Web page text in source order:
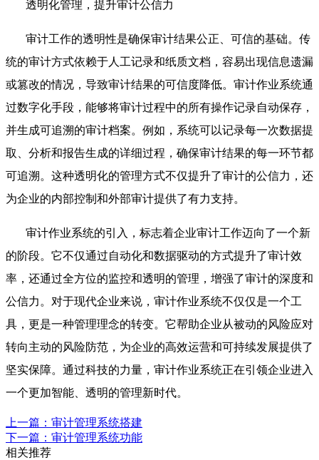
透明化管理，提升审计公信力
审计工作的透明性是确保审计结果公正、可信的基础。传
统的审计方式依赖于人工记录和纸质文档，容易出现信息遗漏
或篡改的情况，导致审计结果的可信度降低。审计作业系统通
过数字化手段，能够将审计过程中的所有操作记录自动保存，
并生成可追溯的审计档案。例如，系统可以记录每一次数据提
取、分析和报告生成的详细过程，确保审计结果的每一环节都
可追溯。这种透明化的管理方式不仅提升了审计的公信力，还
为企业的内部控制和外部审计提供了有力支持。
审计作业系统的引入，标志着企业审计工作迈向了一个新
的阶段。它不仅通过自动化和数据驱动的方式提升了审计效
率，还通过全方位的监控和透明的管理，增强了审计的深度和
公信力。对于现代企业来说，审计作业系统不仅仅是一个工
具，更是一种管理理念的转变。它帮助企业从被动的风险应对
转向主动的风险防范，为企业的高效运营和可持续发展提供了
坚实保障。通过科技的力量，审计作业系统正在引领企业进入
一个更加智能、透明的管理新时代。
上一篇：审计管理系统搭建
下一篇：审计管理系统功能
相关推荐